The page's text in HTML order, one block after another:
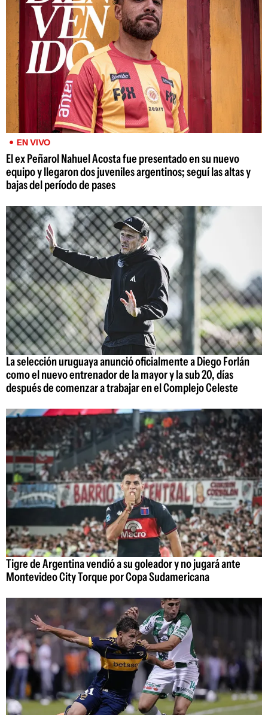
EN VIVO
El ex Peñarol Nahuel Acosta fue presentado en su nuevo
equipo y llegaron dos juveniles argentinos; seguí las altas y
bajas del período de pases
La selección uruguaya anunció oficialmente a Diego Forlán
como el nuevo entrenador de la mayor y la sub 20, días
después de comenzar a trabajar en el Complejo Celeste
Tigre de Argentina vendió a su goleador y no jugará ante
Montevideo City Torque por Copa Sudamericana